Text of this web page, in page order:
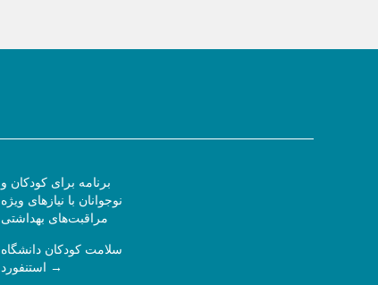
برنامه برای کودکان و
نوجوانان با نیازهای ویژه
مراقبت‌های بهداشتی
سلامت کودکان دانشگاه
استنفورد